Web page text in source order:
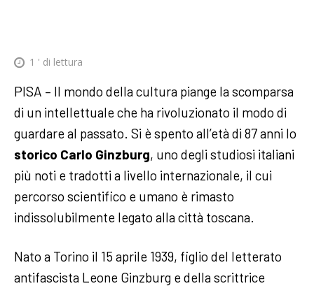
1 ' di lettura
PISA – Il mondo della cultura piange la scomparsa
di un intellettuale che ha rivoluzionato il modo di
guardare al passato. Si è spento all’età di 87 anni lo
storico Carlo Ginzburg, uno degli studiosi italiani
più noti e tradotti a livello internazionale, il cui
percorso scientifico e umano è rimasto
indissolubilmente legato alla città toscana.
Nato a Torino il 15 aprile 1939, figlio del letterato
antifascista Leone Ginzburg e della scrittrice